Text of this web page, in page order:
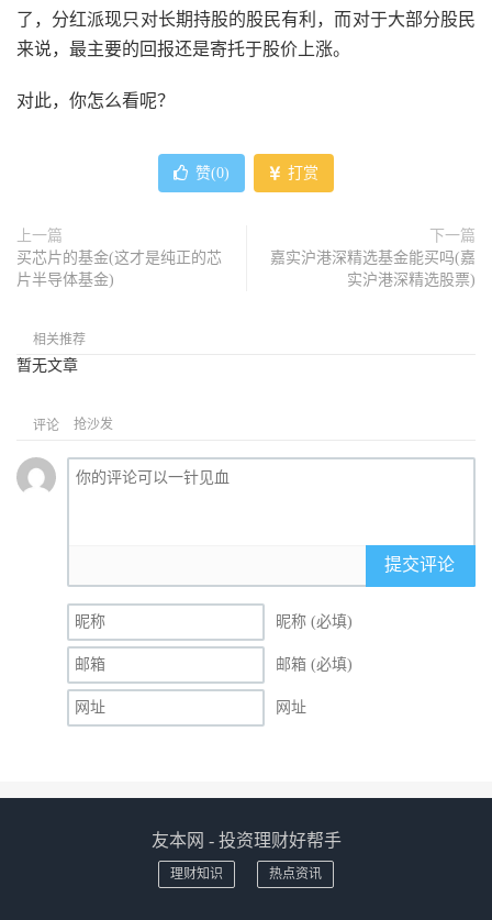
了，分红派现只对长期持股的股民有利，而对于大部分股民
来说，最主要的回报还是寄托于股价上涨。
对此，你怎么看呢？
赞(0) 打赏
上一篇
买芯片的基金(这才是纯正的芯
片半导体基金)
下一篇
嘉实沪港深精选基金能买吗(嘉
实沪港深精选股票)
相关推荐
暂无文章
评论 抢沙发
提交评论
昵称 (必填)
邮箱 (必填)
网址
友本网 - 投资理财好帮手
理财知识 热点资讯